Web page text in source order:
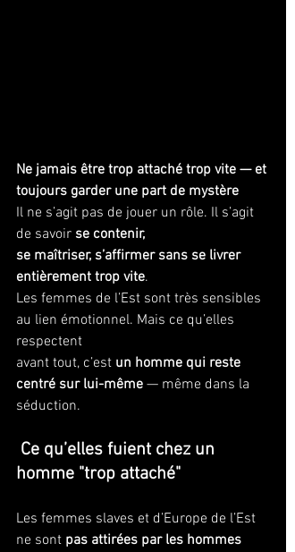
Ne jamais être trop attaché trop vite — et
toujours garder une part de mystère
Il ne s’agit pas de jouer un rôle. Il s’agit
de savoir se contenir,
se maîtriser, s’affirmer sans se livrer
entièrement trop vite.
Les femmes de l’Est sont très sensibles
au lien émotionnel. Mais ce qu’elles
respectent
avant tout, c’est un homme qui reste
centré sur lui-même — même dans la
séduction.
homme "trop attaché"
Les femmes slaves et d’Europe de l’Est
ne sont pas attirées par les hommes